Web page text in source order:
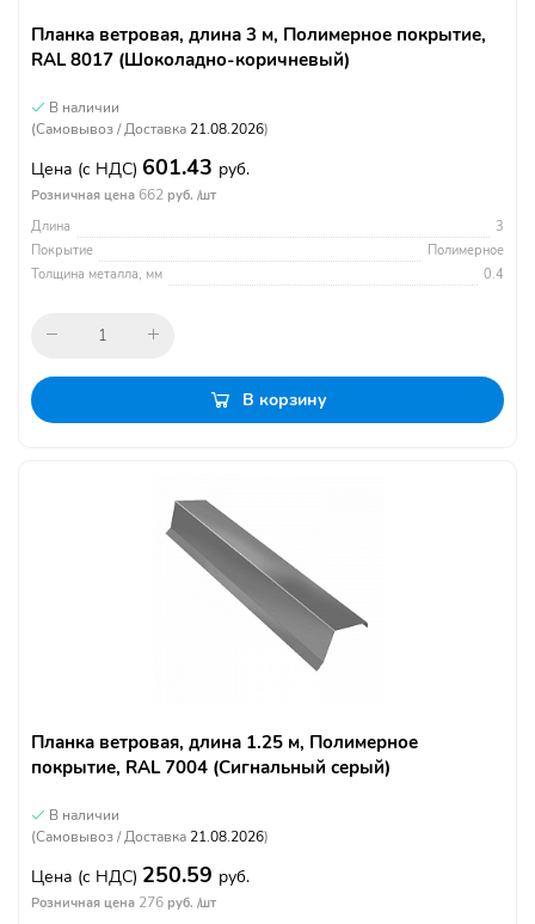
Планка ветровая, длина 3 м, Полимерное покрытие,
RAL 8017 (Шоколадно-коричневый)
В наличии
(Самовывоз / Доставка 21.08.2026)
Цена (с НДС) 601.43 руб.
Розничная цена 662 руб. /шт
Длина
3
Покрытие
Полимерное
Толщина металла, мм
0.4
В корзину
Планка ветровая, длина 1.25 м, Полимерное
покрытие, RAL 7004 (Сигнальный серый)
В наличии
(Самовывоз / Доставка 21.08.2026)
Цена (с НДС) 250.59 руб.
Розничная цена 276 руб. /шт